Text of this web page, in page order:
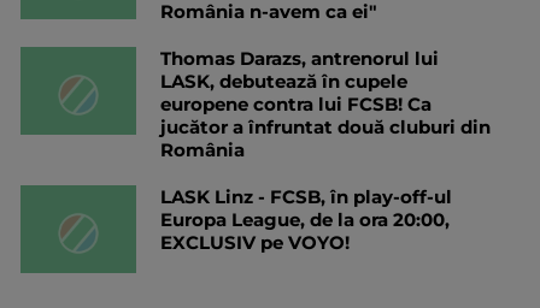
România n-avem ca ei"
Thomas Darazs, antrenorul lui
LASK, debutează în cupele
europene contra lui FCSB! Ca
jucător a înfruntat două cluburi din
România
LASK Linz - FCSB, în play-off-ul
Europa League, de la ora 20:00,
EXCLUSIV pe VOYO!